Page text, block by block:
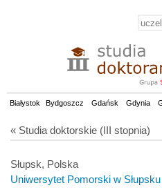
Białystok Bydgoszcz Gdańsk Gdynia
« Studia doktorskie (III stopnia)
Słupsk, Polska
Uniwersytet Pomorski w Słupsku